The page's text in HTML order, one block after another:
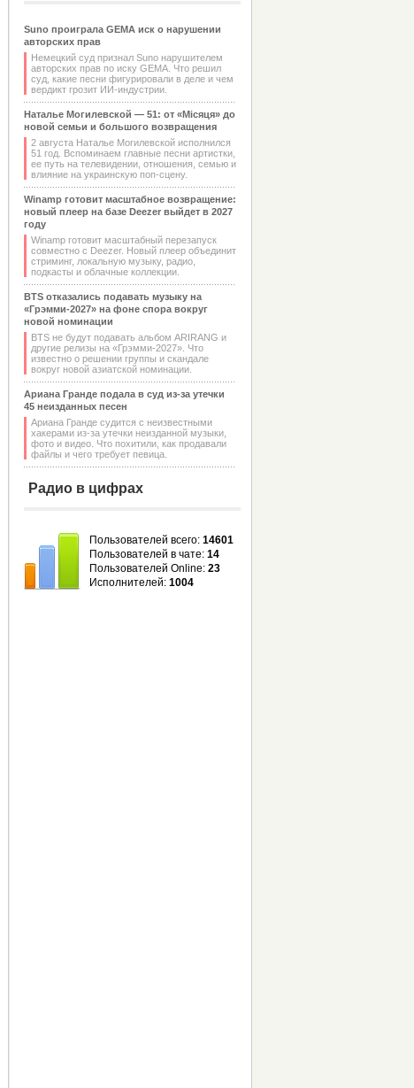
Suno проиграла GEMA иск о нарушении
авторских прав
Немецкий суд признал Suno нарушителем
авторских прав по иску GEMA. Что решил
суд, какие песни фигурировали в деле и чем
вердикт грозит ИИ-индустрии.
Наталье Могилевской — 51: от «Місяця» до
новой семьи и большого возвращения
2 августа Наталье Могилевской исполнился
51 год. Вспоминаем главные песни артистки,
ее путь на телевидении, отношения, семью и
влияние на украинскую поп-сцену.
Winamp готовит масштабное возвращение:
новый плеер на базе Deezer выйдет в 2027
году
Winamp готовит масштабный перезапуск
совместно с Deezer. Новый плеер объединит
стриминг, локальную музыку, радио,
подкасты и облачные коллекции.
BTS отказались подавать музыку на
«Грэмми-2027» на фоне спора вокруг
новой номинации
BTS не будут подавать альбом ARIRANG и
другие релизы на «Грэмми-2027». Что
известно о решении группы и скандале
вокруг новой азиатской номинации.
Ариана Гранде подала в суд из-за утечки
45 неизданных песен
Ариана Гранде судится с неизвестными
хакерами из-за утечки неизданной музыки,
фото и видео. Что похитили, как продавали
файлы и чего требует певица.
Радио в цифрах
Пользователей всего: 14601
Пользователей в чате: 14
Пользователей Online: 23
Исполнителей: 1004